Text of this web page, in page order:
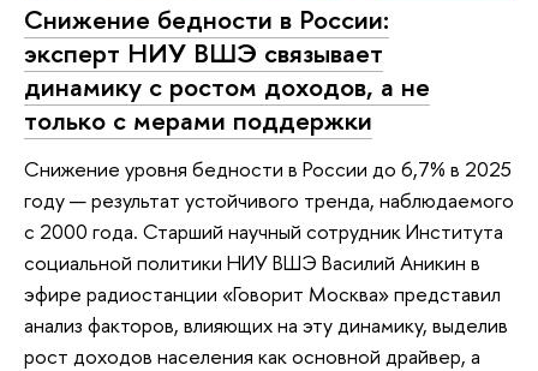
Снижение бедности в России:
эксперт НИУ ВШЭ связывает
динамику с ростом доходов, а не
только с мерами поддержки
Снижение уровня бедности в России до 6,7% в 2025
году — результат устойчивого тренда, наблюдаемого
с 2000 года. Старший научный сотрудник Института
социальной политики НИУ ВШЭ Василий Аникин в
эфире радиостанции «Говорит Москва» представил
анализ факторов, влияющих на эту динамику, выделив
рост доходов населения как основной драйвер, а